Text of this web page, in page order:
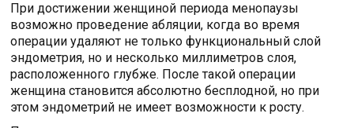
При достижении женщиной периода менопаузы
возможно проведение абляции, когда во время
операции удаляют не только функциональный слой
эндометрия, но и несколько миллиметров слоя,
расположенного глубже. После такой операции
женщина становится абсолютно бесплодной, но при
этом эндометрий не имеет возможности к росту.